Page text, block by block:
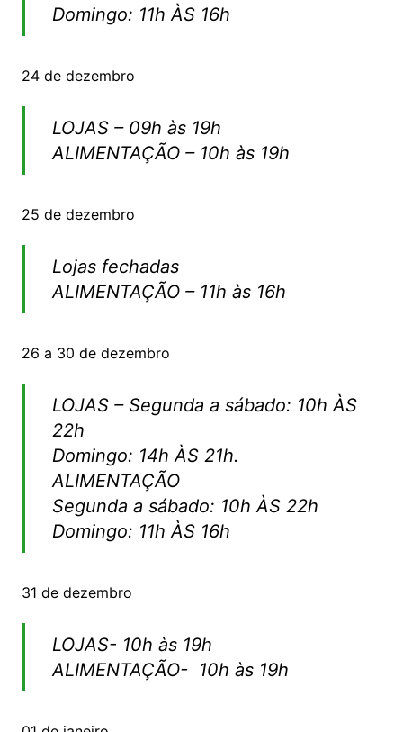
Domingo: 11h ÀS 16h
24 de dezembro
LOJAS – 09h às 19h
ALIMENTAÇÃO – 10h às 19h
25 de dezembro
Lojas fechadas
ALIMENTAÇÃO – 11h às 16h
26 a 30 de dezembro
LOJAS – Segunda a sábado: 10h ÀS
22h
Domingo: 14h ÀS 21h.
ALIMENTAÇÃO
Segunda a sábado: 10h ÀS 22h
Domingo: 11h ÀS 16h
31 de dezembro
LOJAS- 10h às 19h
ALIMENTAÇÃO- 10h às 19h